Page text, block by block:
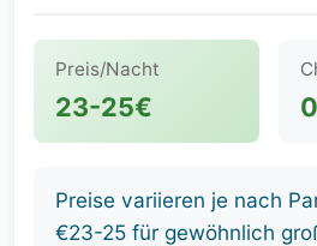
Preis/Nacht
23-25€
Preise variieren je nach
€23-25 für gewöhnlich